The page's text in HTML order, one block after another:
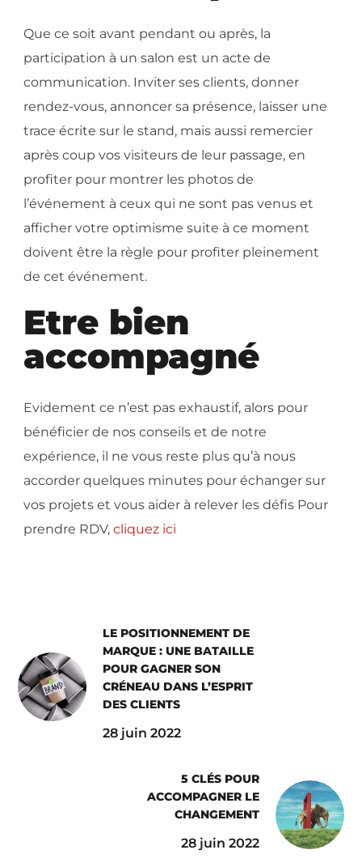
Que ce soit avant pendant ou après, la
participation à un salon est un acte de
communication. Inviter ses clients, donner
rendez-vous, annoncer sa présence, laisser une
trace écrite sur le stand, mais aussi remercier
après coup vos visiteurs de leur passage, en
profiter pour montrer les photos de
l’événement à ceux qui ne sont pas venus et
afficher votre optimisme suite à ce moment
doivent être la règle pour profiter pleinement
de cet événement.
Etre bien
accompagné
Evidement ce n’est pas exhaustif, alors pour
bénéficier de nos conseils et de notre
expérience, il ne vous reste plus qu’à nous
accorder quelques minutes pour échanger sur
vos projets et vous aider à relever les défis Pour
prendre RDV,cliquez ici
LE POSITIONNEMENT DE
MARQUE : UNE BATAILLE
POUR GAGNER SON
CRÉNEAU DANS L’ESPRIT
DES CLIENTS
28 juin 2022
5 CLÉS POUR
ACCOMPAGNER LE
CHANGEMENT
28 juin 2022